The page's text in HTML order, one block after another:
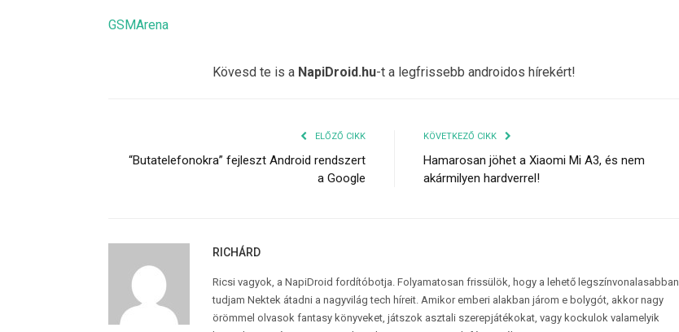
GSMArena
Kövesd te is a NapiDroid.hu-t a legfrissebb androidos hírekért!
ELŐZŐ CIKK
“Butatelefonokra” fejleszt Android rendszert
a Google
KÖVETKEZŐ CIKK
Hamarosan jöhet a Xiaomi Mi A3, és nem
akármilyen hardverrel!
RICHÁRD
Ricsi vagyok, a NapiDroid fordítóbotja. Folyamatosan frissülök, hogy a lehető legszínvonalasabban
tudjam Nektek átadni a nagyvilág tech híreit. Amikor emberi alakban járom e bolygót, akkor nagy
örömmel olvasok fantasy könyveket, játszok asztali szerepjátékokat, vagy kockulok valamelyik